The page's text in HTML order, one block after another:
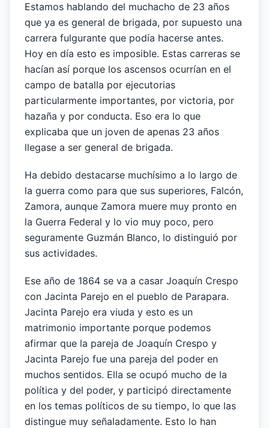
Estamos hablando del muchacho de 23 años
que ya es general de brigada, por supuesto una
carrera fulgurante que podía hacerse antes.
Hoy en día esto es imposible. Estas carreras se
hacían así porque los ascensos ocurrían en el
campo de batalla por ejecutorias
particularmente importantes, por victoria, por
hazaña y por conducta. Eso era lo que
explicaba que un joven de apenas 23 años
llegase a ser general de brigada.
Ha debido destacarse muchísimo a lo largo de
la guerra como para que sus superiores, Falcón,
Zamora, aunque Zamora muere muy pronto en
la Guerra Federal y lo vio muy poco, pero
seguramente Guzmán Blanco, lo distinguió por
sus actividades.
Ese año de 1864 se va a casar Joaquín Crespo
con Jacinta Parejo en el pueblo de Parapara.
Jacinta Parejo era viuda y esto es un
matrimonio importante porque podemos
afirmar que la pareja de Joaquín Crespo y
Jacinta Parejo fue una pareja del poder en
muchos sentidos. Ella se ocupó mucho de la
política y del poder, y participó directamente
en los temas políticos de su tiempo, lo que las
distingue muy señaladamente. Esto lo han